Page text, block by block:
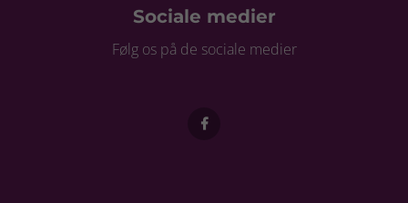
Sociale medier
Følg os på de sociale medier